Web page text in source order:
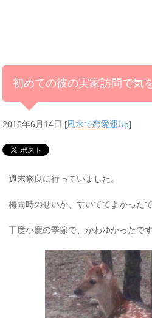
初めての彼の実家訪問で気
2016年6月14日 [風水で恋愛運Up]
週末奈良に行っていました。
梅雨時のせいか、すいててよかったで
丁度小鹿の季節で、かわゆかったです